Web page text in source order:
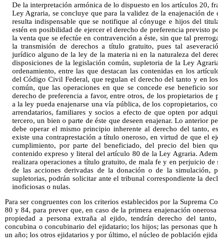
De la interpretación armónica de lo dispuesto en los artículos 20,
Ley Agraria, se concluye que para la validez de la enajenación de
resulta indispensable que se notifique al cónyuge e hijos del
estén en posibilidad de ejercer el derecho de preferencia previsto
la venta que se efectúe en contravención a éste, sin que tal
la transmisión de derechos a título gratuito, pues tal
jurídico alguno de la ley de la materia ni en la naturaleza del
disposiciones de la legislación común, supletoria de la Ley
ordenamiento, entre las que destacan las contenidas en los
del Código Civil Federal, que regulan el derecho del tanto y en
común, que las operaciones en que se concede ese beneficio
derecho de preferencia a favor, entre otros, de los propietarios de
a la ley pueda enajenarse una vía pública, de los copropietarios,
arrendatarios, familiares y socios a efecto de que opten por
tercero, un bien o parte de éste que deseen enajenar. Lo anterior
debe operar el mismo principio inherente al derecho del tanto,
existe una contraprestación a título oneroso, en virtud de que el
cumplimiento, por parte del beneficiado, del precio del bien
contenido expreso y literal del artículo 80 de la Ley Agraria.
realizara operaciones a título gratuito, de mala fe y en perjuicio
de las acciones derivadas de la donación o de la simulación,
supletorias, podrán solicitar ante el tribunal correspondiente la
inoficiosas o nulas.
Para ser congruentes con los criterios establecidos por la Suprema
80 y 84, para prever que, en caso de la primera enajenación
propiedad a persona extraña al ejido, tendrán derecho del
concubina o concubinario del ejidatario; los hijos; las personas que
un año; los otros ejidatarios y por último, el núcleo de población